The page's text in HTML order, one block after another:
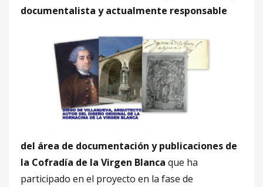
documentalista y actualmente responsable
del área de documentación y publicaciones de
la Cofradía de la Virgen Blanca que ha
participado en el proyecto en la fase de